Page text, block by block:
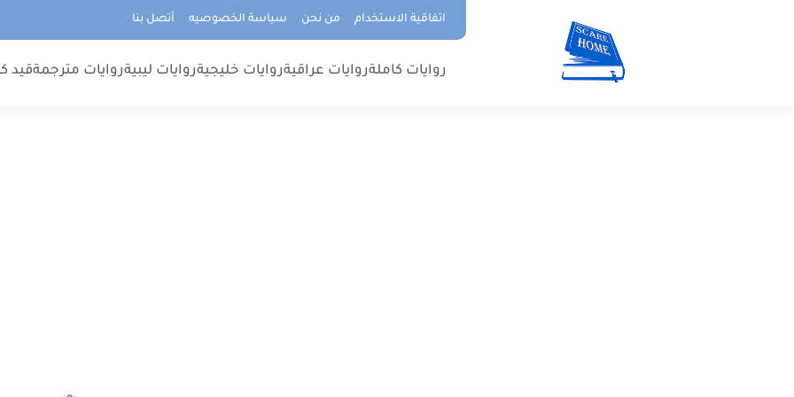
اتفاقية الاستخدام من نحن سياسة الخصوصيه أتصل بنا
روايات كاملةروايات عراقيةروايات خليجيةروايات ليبيةروايات مترجمةقيد